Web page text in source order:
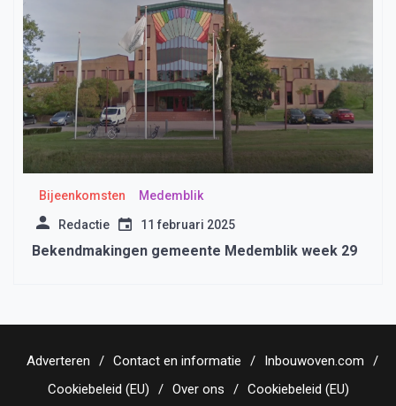
Bijeenkomsten Medemblik
Redactie 11 februari 2025
Bekendmakingen gemeente Medemblik week 29
Adverteren Contact en informatie
Inbouwoven.com
Cookiebeleid (EU)
Over ons Cookiebeleid (EU)